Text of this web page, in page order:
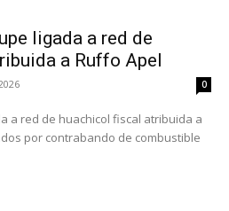
ligada a red de
a Ruffo Apel
0
a red de huachicol fiscal atribuida a
por contrabando de combustible